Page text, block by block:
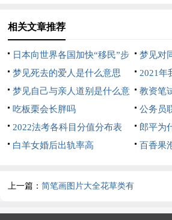
相关文章推荐
日本向世界各国加快“移民”步
伐
梦见对
思
梦见死去的爱人是什么意思
2021年
人
梦见自己与亲人道别是什么意
思
教资笔
目
吃板栗会长胖吗
公务员
2022法考各科目分值分布表
郎平为
白羊女婚后出轨率高
百香果
上一篇：简笔画图片大全花草类有